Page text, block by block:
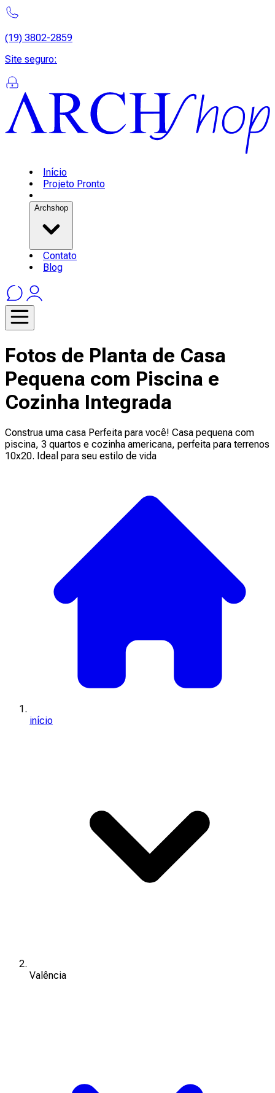
(19) 3802-2859
Site seguro:
Início
Projeto Pronto
Archshop
Contato
Blog
Fotos de Planta de Casa
Pequena com Piscina e
Cozinha Integrada
Construa uma casa Perfeita para você! Casa pequena com
piscina, 3 quartos e cozinha americana, perfeita para terrenos
10x20. Ideal para seu estilo de vida
início
Valência